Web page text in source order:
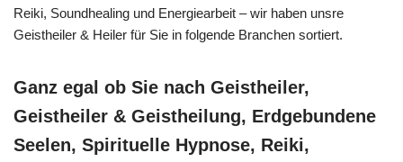
Reiki, Soundhealing und Energiearbeit – wir haben unsre
Geistheiler & Heiler für Sie in folgende Branchen sortiert.
Ganz egal ob Sie nach Geistheiler,
Geistheiler & Geistheilung, Erdgebundene
Seelen, Spirituelle Hypnose, Reiki,